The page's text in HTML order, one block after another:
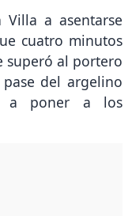
a asentarse
cuatro minutos
superó al portero
del argelino
a poner a los